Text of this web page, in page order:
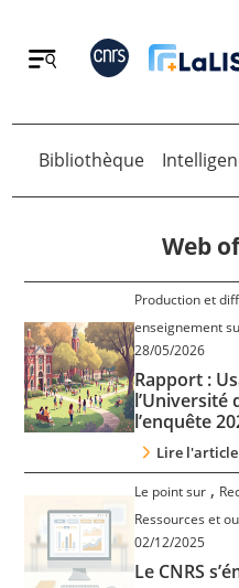
Retour
Accueil
Tous les articles
Qui sommes nous ?
Contact
Nous suivre
Bibliothèque
Web
Production et
enseignement
28/05/2026
Rapport :
l’Université
l’enquête
Lire
Le point sur ,
Ressources et
02/12/2025
Le CNRS